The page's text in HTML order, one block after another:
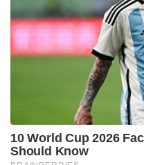
രാജീവ് ശുക്ല
അവഗണിക്കാൻ
35 കാരനായ ഭുവി
പ്രകടനം കാഴ്ചവച്ചു,
യാത്രയിൽ നിർണായക
മത്സരങ്ങളിൽ നിന്ന് 17
തിളങ്ങിയിരുന്നു.
Tags: bcci indian cricket